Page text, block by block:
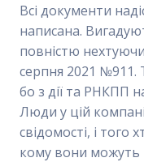
Всі документи
написана.
повністю
серпня 2021
бо з дії та РНКПП
Люди у цій
свідомості, і того
кому вони можуть